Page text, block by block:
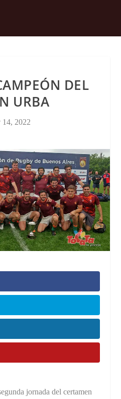
DEL
URBA
2022
jornada del certamen